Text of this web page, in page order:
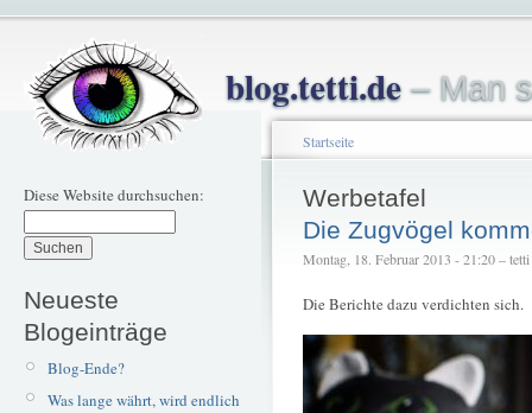
blog.tetti.de– Man
Diese Website durchsuchen:
Neueste
Blogeinträge
Blog-Ende?
Was lange währt, wird endlich
Startseite
Werbetafel
Die Zugvögel
Montag, 18. Februar 2013 - 21:20 – tetti
Die Berichte dazu verdichten sich.